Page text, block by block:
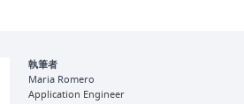
執筆者
Maria Romero
Application Engineer